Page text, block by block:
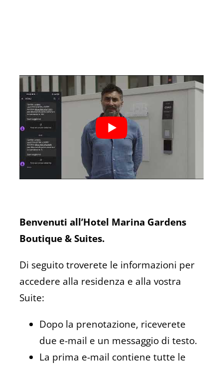
Benvenuti all’Hotel Marina Gardens
Boutique & Suites.
Di seguito troverete le informazioni per
accedere alla residenza e alla vostra
Suite:
Dopo la prenotazione, riceverete
due e-mail e un messaggio di testo.
La prima e-mail contiene tutte le